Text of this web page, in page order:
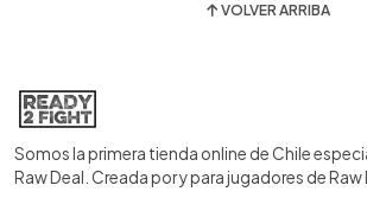
VOLVER ARRIBA
Somos la primera tienda online de Chile
Raw Deal. Creada por y para jugadores de Raw